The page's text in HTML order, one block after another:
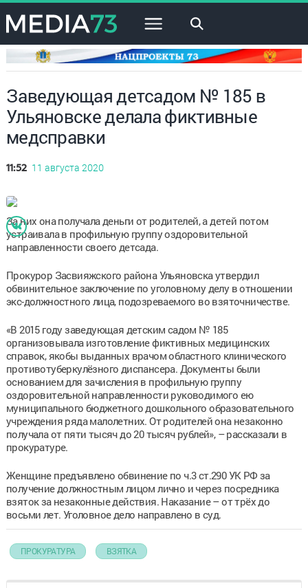
×
Заведующая детсадом № 185 в
Ульяновске делала фиктивные
медсправки
11:52 11 августа 2020
За них она получала деньги от родителей, а детей потом
устраивала в профильную группу оздоровительной
направленности своего детсада.
Прокурор Засвияжского района Ульяновска утвердил
обвинительное заключение по уголовному делу в отношении
экс-должностного лица, подозреваемого во взяточничестве.
«В 2015 году заведующая детским садом № 185
организовывала изготовление фиктивных медицинских
справок, якобы выданных врачом областного клинического
противотуберкулёзного диспансера. Документы были
основанием для зачисления в профильную группу
оздоровительной направленности руководимого ею
муниципального бюджетного дошкольного образовательного
учреждения ряда малолетних. От родителей она незаконно
получала от пяти тысяч до 20 тысяч рублей», – рассказали в
прокуратуре.
Женщине предъявлено обвинение по ч.3 ст.290 УК РФ за
получение должностным лицом лично и через посредника
взяток за незаконные действия. Наказание – от трёх до
восьми лет. Уголовное дело направлено в суд.
ПРОКУРАТУРА ВЗЯТКА